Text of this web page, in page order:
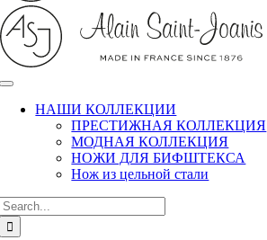
НАШИ КОЛЛЕКЦИИ
ПРЕСТИЖНАЯ КОЛЛЕКЦИЯ
МОДНАЯ КОЛЛЕКЦИЯ
НОЖИ ДЛЯ БИФШТЕКСА
Нож из цельной стали